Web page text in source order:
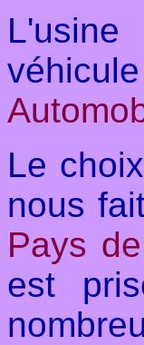
Le
nous
Pays
est